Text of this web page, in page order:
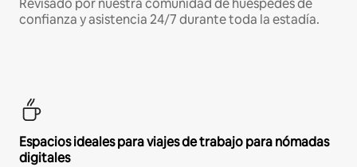
Revisado por nuestra comunidad de huéspedes de
confianza y asistencia 24/7 durante toda la estadía.
Espacios ideales para viajes de trabajo para nómadas
digitales